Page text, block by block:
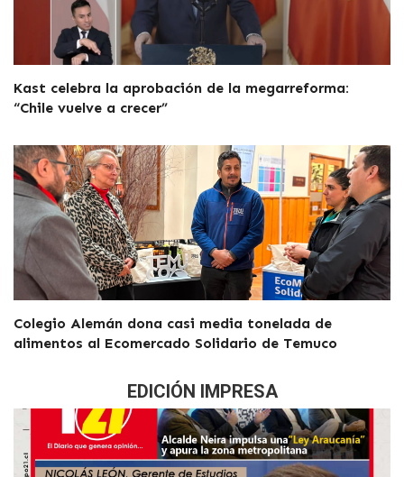
Kast celebra la aprobación de la megarreforma:
“Chile vuelve a crecer”
Colegio Alemán dona casi media tonelada de
alimentos al Ecomercado Solidario de Temuco
EDICIÓN IMPRESA